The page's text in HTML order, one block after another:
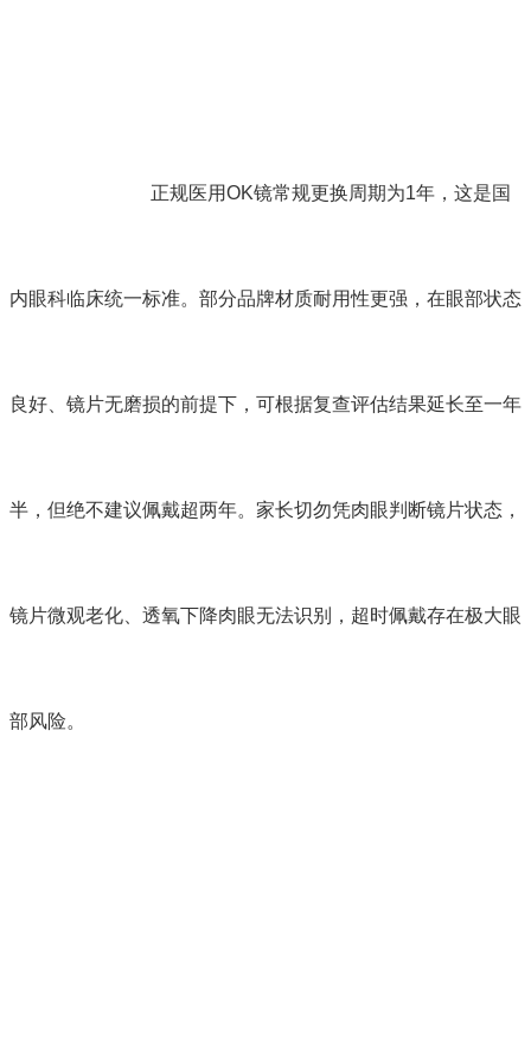
正规医用OK镜常规更换周期为1年，这是国
内眼科临床统一标准。部分品牌材质耐用性更强，在眼部状态
良好、镜片无磨损的前提下，可根据复查评估结果延长至一年
半，但绝不建议佩戴超两年。家长切勿凭肉眼判断镜片状态，
镜片微观老化、透氧下降肉眼无法识别，超时佩戴存在极大眼
部风险。